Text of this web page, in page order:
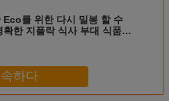
Eco를 위한 다시 밀봉 할 수
확한 지플락 식사 부대 식품
하다